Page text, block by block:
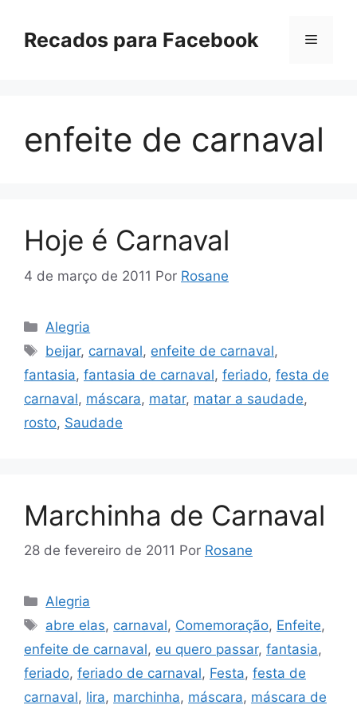
paraRecados para Facebook Menu
enfeite de carnaval
Hoje é Carnaval
4 de março de 2011 Por Rosane
Categorias
Alegria
Tags
beijar, carnaval, enfeite de carnaval,
fantasia, fantasia de carnaval, feriado, festa de
carnaval, máscara, matar, matar a saudade,
rosto, Saudade
Marchinha de Carnaval
28 de fevereiro de 2011 Por Rosane
Categorias
Alegria
Tags
abre elas, carnaval, Comemoração, Enfeite,
enfeite de carnaval, eu quero passar, fantasia,
feriado, feriado de carnaval, Festa, festa de
carnaval, lira, marchinha, máscara, máscara de